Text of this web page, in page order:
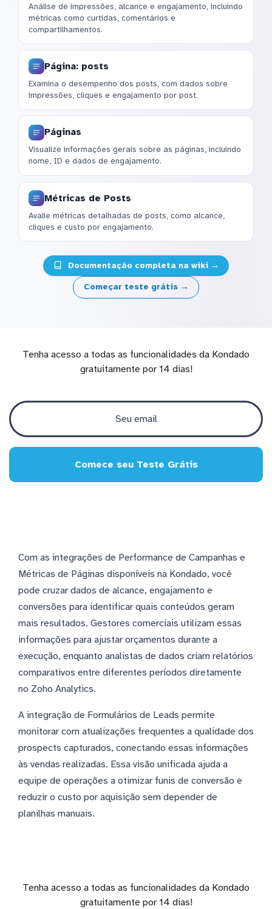
Análise de impressões, alcance e engajamento, incluindo
métricas como curtidas, comentários e
compartilhamentos.
Página: posts
Examina o desempenho dos posts, com dados sobre
impressões, cliques e engajamento por post.
Páginas
Visualize informações gerais sobre as páginas, incluindo
nome, ID e dados de engajamento.
Métricas de Posts
Avalie métricas detalhadas de posts, como alcance,
cliques e custo por engajamento.
Documentação completa na wiki →
Começar teste grátis →
Tenha acesso a todas as funcionalidades da Kondado
gratuitamente por 14 dias!
Comece seu Teste Grátis
Com as integrações de Performance de Campanhas e
Métricas de Páginas disponíveis na Kondado, você
pode cruzar dados de alcance, engajamento e
conversões para identificar quais conteúdos geram
mais resultados. Gestores comerciais utilizam essas
informações para ajustar orçamentos durante a
execução, enquanto analistas de dados criam relatórios
comparativos entre diferentes períodos diretamente
no Zoho Analytics.
A integração de Formulários de Leads permite
monitorar com atualizações frequentes a qualidade dos
prospects capturados, conectando essas informações
às vendas realizadas. Essa visão unificada ajuda a
equipe de operações a otimizar funis de conversão e
reduzir o custo por aquisição sem depender de
planilhas manuais.
Tenha acesso a todas as funcionalidades da Kondado
gratuitamente por 14 dias!